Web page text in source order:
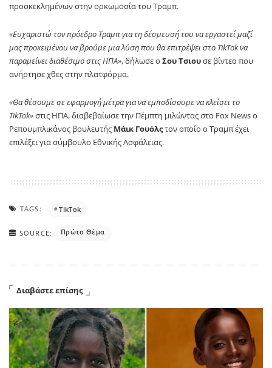
προσκεκλημένων στην ορκωμοσία του Τραμπ.
«Ευχαριστώ τον πρόεδρο Τραμπ για τη δέσμευσή του να εργαστεί μαζί
μας προκειμένου να βρούμε μια λύση που θα επιτρέψει στο TikTok να
παραμείνει διαθέσιμο στις ΗΠΑ», δήλωσε ο Σου Τσιουσε βίντεο που
ανήρτησε χθες στην πλατφόρμα.
«Θα θέσουμε σε εφαρμογή μέτρα για να εμποδίσουμε να κλείσει το
TikTok»στις ΗΠΑ, διαβεβαίωσε την Πέμπτη μιλώντας στο Fox News ο
Ρεπουμπλικάνος βουλευτής Μάικ Γουόλςτον οποίο ο Τραμπ έχει
επιλέξει για σύμβουλο Εθνικής Ασφάλειας.
TAGS: TikTok
SOURCE: Πρώτο Θέμα
Διαβάστε επίσης